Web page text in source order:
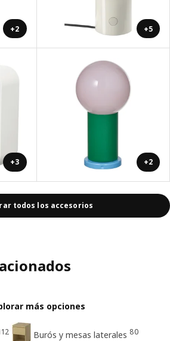
+2 +5
+3 +2
todos los accesorios
más opciones
Burós y mesas laterales 80